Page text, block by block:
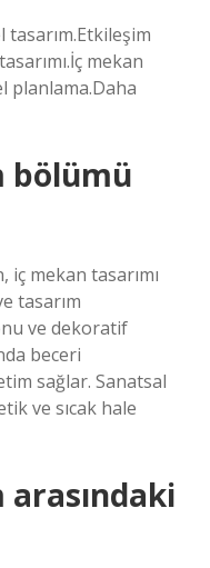
mekan
planlama.Daha
bölümü
iç mekan tasarımı
tasarım
ve dekoratif
beceri
sağlar. Sanatsal
ve sıcak hale
arasındaki